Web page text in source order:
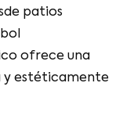
patios
ofrece una
y estéticamente